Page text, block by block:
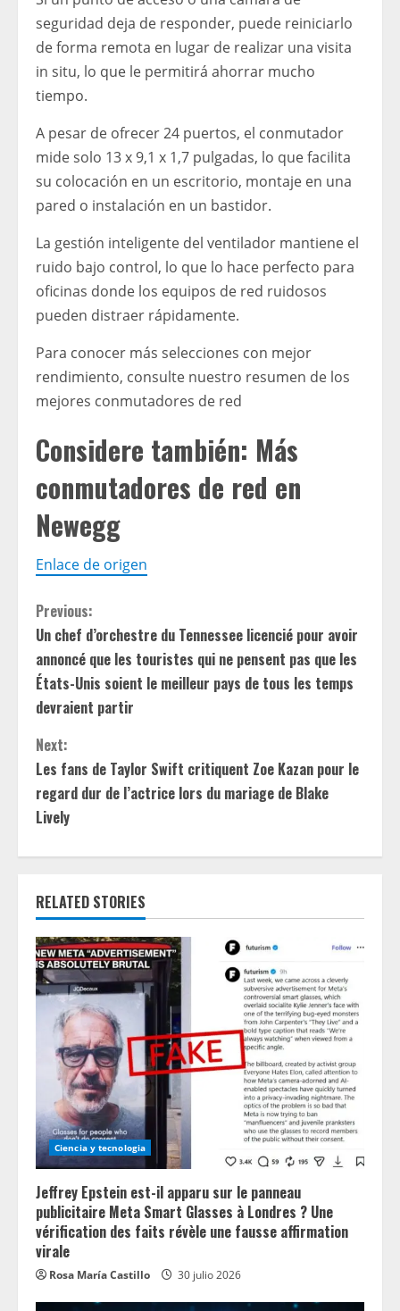
seguridad deja de responder, puede reiniciarlo
de forma remota en lugar de realizar una visita
in situ, lo que le permitirá ahorrar mucho
tiempo.
A pesar de ofrecer 24 puertos, el conmutador
mide solo 13 x 9,1 x 1,7 pulgadas, lo que facilita
su colocación en un escritorio, montaje en una
pared o instalación en un bastidor.
La gestión inteligente del ventilador mantiene el
ruido bajo control, lo que lo hace perfecto para
oficinas donde los equipos de red ruidosos
pueden distraer rápidamente.
Para conocer más selecciones con mejor
rendimiento, consulte nuestro resumen de los
mejores conmutadores de red
Considere también: Más
conmutadores de red en
Newegg
Enlace de origen
C
o
n
t
i
n
R
e
a
n
g
Previous:
Un chef d’orchestre du Tennessee licencié pour avoir
annoncé que les touristes qui ne pensent pas que les
États-Unis soient le meilleur pays de tous les temps
devraient partir
Next:
Les fans de Taylor Swift critiquent Zoe Kazan pour le
regard dur de l’actrice lors du mariage de Blake
Lively
RELATED STORIES
Ciencia y tecnologia
Jeffrey Epstein est-il apparu sur le panneau
publicitaire Meta Smart Glasses à Londres ? Une
vérification des faits révèle une fausse affirmation
virale
Rosa María Castillo 30 julio 2026